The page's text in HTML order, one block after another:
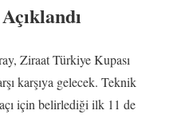
Ziraat Türkiye Kupası
karşıya gelecek. Teknik
için belirlediği ilk 11 de